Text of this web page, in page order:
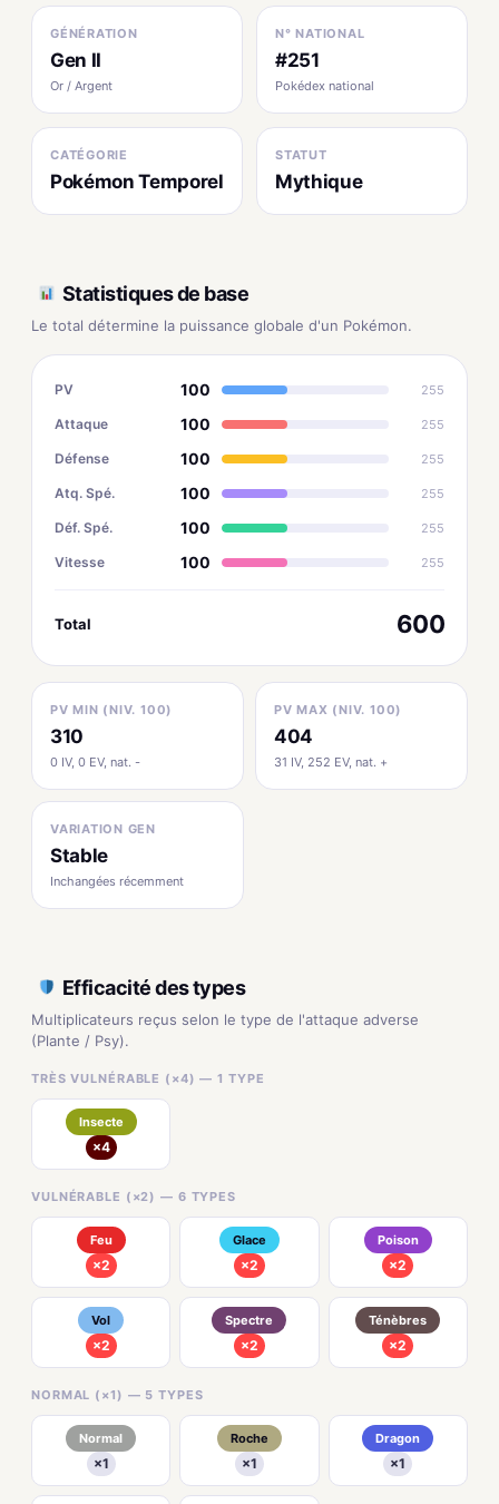
GÉNÉRATION
Gen II
Or / Argent
N° NATIONAL
#251
Pokédex national
CATÉGORIE
Pokémon Temporel
STATUT
Mythique
Statistiques de base
Le total détermine la puissance globale d'un Pokémon.
PV 100 255
Attaque 100 255
Défense 100 255
Atq. Spé. 100 255
Déf. Spé. 100 255
Vitesse 100 255
Total 600
PV MIN (NIV. 100)
310
0 IV, 0 EV, nat. -
PV MAX (NIV. 100)
404
31 IV, 252 EV, nat. +
VARIATION GEN
Stable
Inchangées récemment
Efficacité des types
Multiplicateurs reçus selon le type de l'attaque adverse
(Plante / Psy).
TRÈS VULNÉRABLE (×4) — 1 TYPE
Insecte
×4
VULNÉRABLE (×2) — 6 TYPES
Feu
×2
Glace
×2
Poison
×2
Vol
×2
Spectre
×2
Ténèbres
×2
NORMAL (×1) — 5 TYPES
Normal
×1
Roche
×1
Dragon
×1